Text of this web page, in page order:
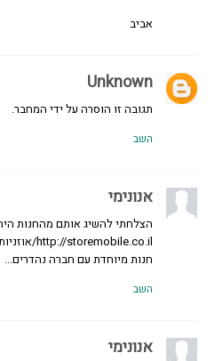
אביב
Unknown
תגובה זו הוסרה על ידי המחבר.
השב
אנונימי
הצלחתי להשיג אותם מהחנות
http://storemobile.co.il/אוזניות-אלחוטיות-אפל-Airpods.htm
חנות מיוחדת עם חברה נהדרים...
השב
אנונימי